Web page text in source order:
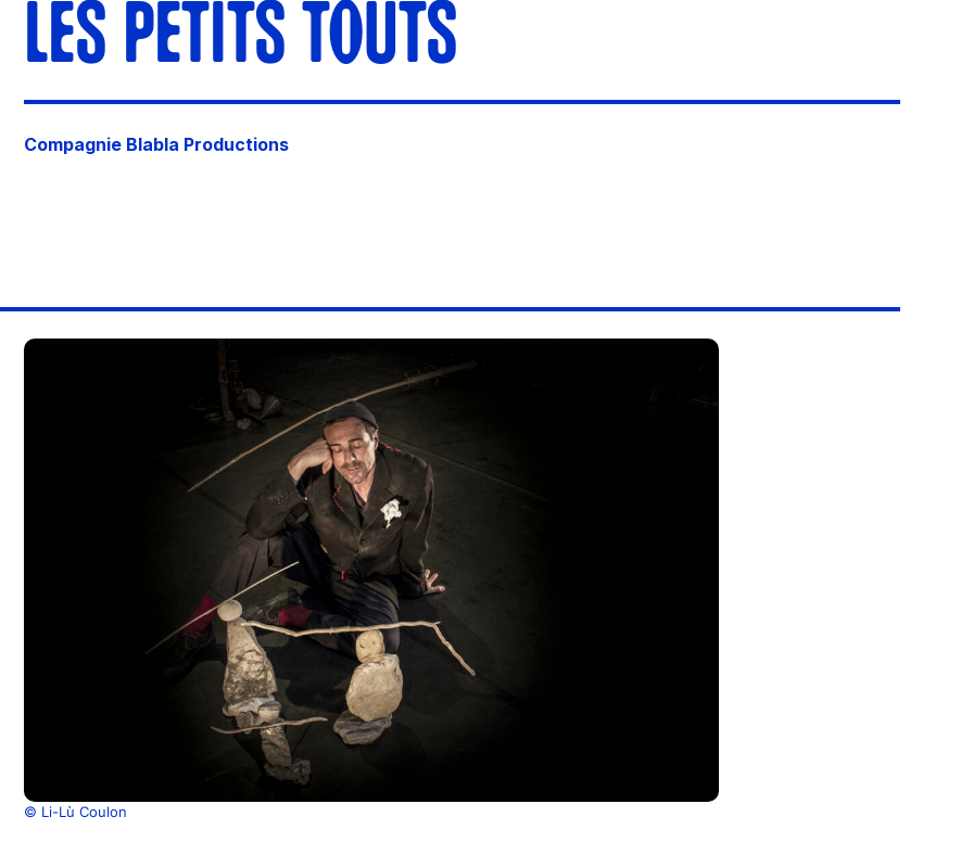
LES PETITS TOUTS
Compagnie Blabla Productions
© Li-Lù Coulon